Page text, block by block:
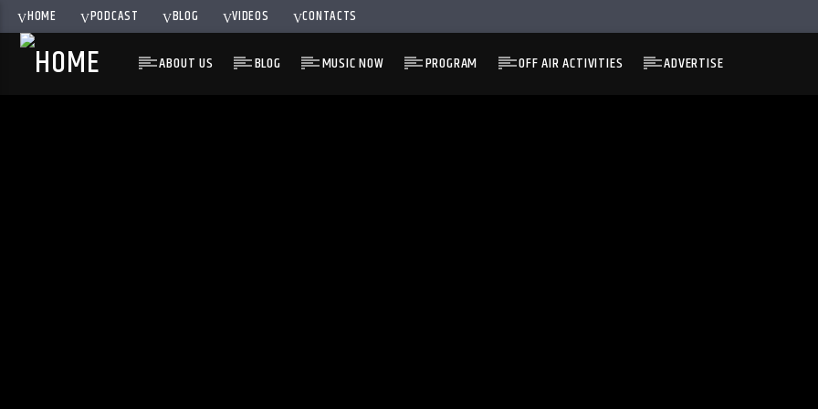
HOME PODCAST BLOG VIDEOS CONTACTS
ABOUT US BLOG MUSIC NOW PROGRAM OFF AIR ACTIVITIES ADVERTISE